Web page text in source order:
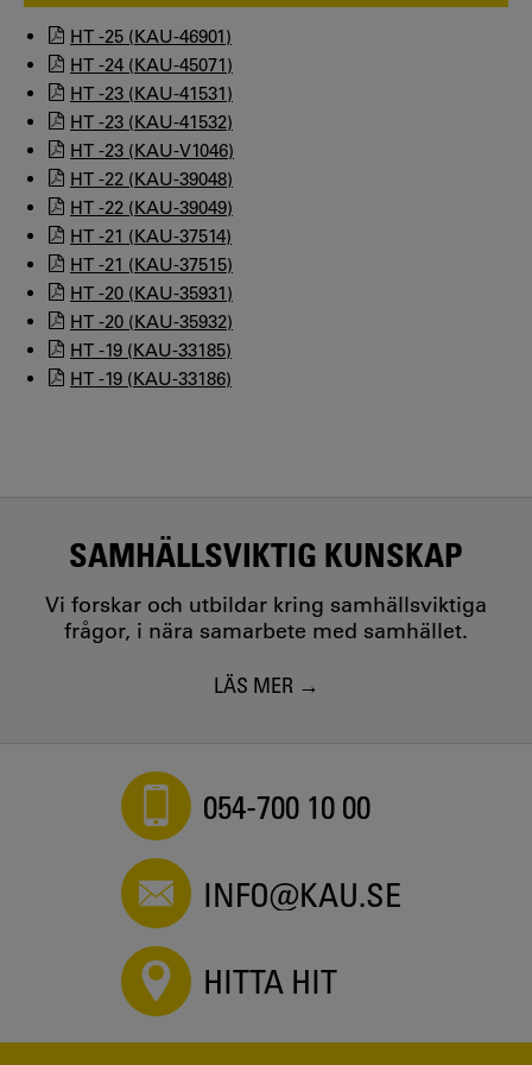
HT -25 (KAU-46901)
HT -24 (KAU-45071)
HT -23 (KAU-41531)
HT -23 (KAU-41532)
HT -23 (KAU-V1046)
HT -22 (KAU-39048)
HT -22 (KAU-39049)
HT -21 (KAU-37514)
HT -21 (KAU-37515)
HT -20 (KAU-35931)
HT -20 (KAU-35932)
HT -19 (KAU-33185)
HT -19 (KAU-33186)
SAMHÄLLSVIKTIG KUNSKAP
Vi forskar och utbildar kring samhällsviktiga
frågor, i nära samarbete med samhället.
LÄS MER
054-700 10 00
INFO@KAU.SE
HITTA HIT